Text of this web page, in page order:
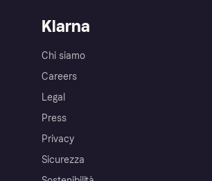
Klarna
Chi siamo
Careers
Legal
Press
Privacy
Sicurezza